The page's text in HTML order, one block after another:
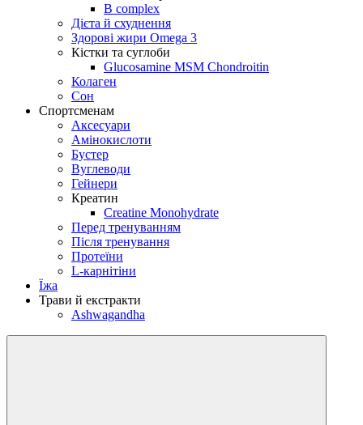
B complex
Дієта й схуднення
Здорові жири Omega 3
Кістки та суглоби
Glucosamine MSM Chondroitin
Колаген
Сон
Спортсменам
Аксесуари
Амінокислоти
Бустер
Вуглеводи
Гейнери
Креатин
Creatine Monohydrate
Перед тренуванням
Після тренування
Протеїни
L-карнітіни
Їжа
Трави й екстракти
Ashwagandha